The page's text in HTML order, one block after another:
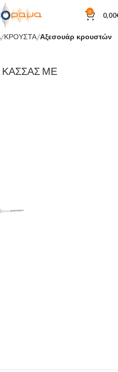
0 0,00
ΚΡΟΥΣΤΑ Αξεσουάρ κρουστών
ΚΑΣΣΑΣ ΜΕ